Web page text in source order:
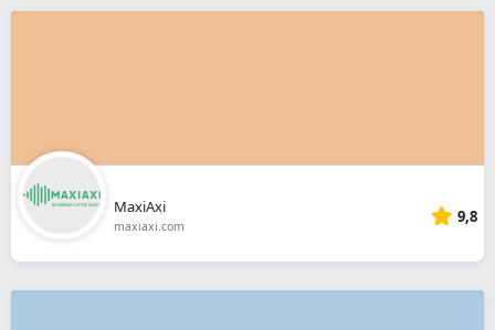
MaxiAxi
maxiaxi.com 9,8